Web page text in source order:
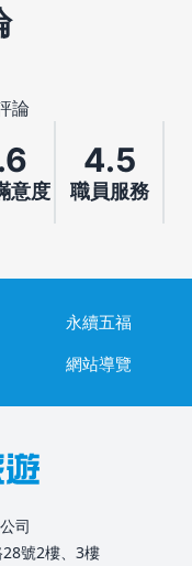
論
意度
4.5
職員服務
永續五福
網站導覽
司
號2樓、3樓